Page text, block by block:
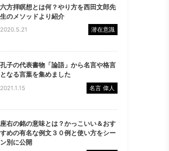
六方拝瞑想とは何？やり方を西田文郎先
生のメソッドより紹介
2020.5.21 潜在意識
孔子の代表書物「論語」から名言や格言
となる言葉を集めました
2021.1.15 名言 偉人
座右の銘の意味とは？かっこいい＆おす
すめの有名な例文３０例と使い方をシー
ン別に公開